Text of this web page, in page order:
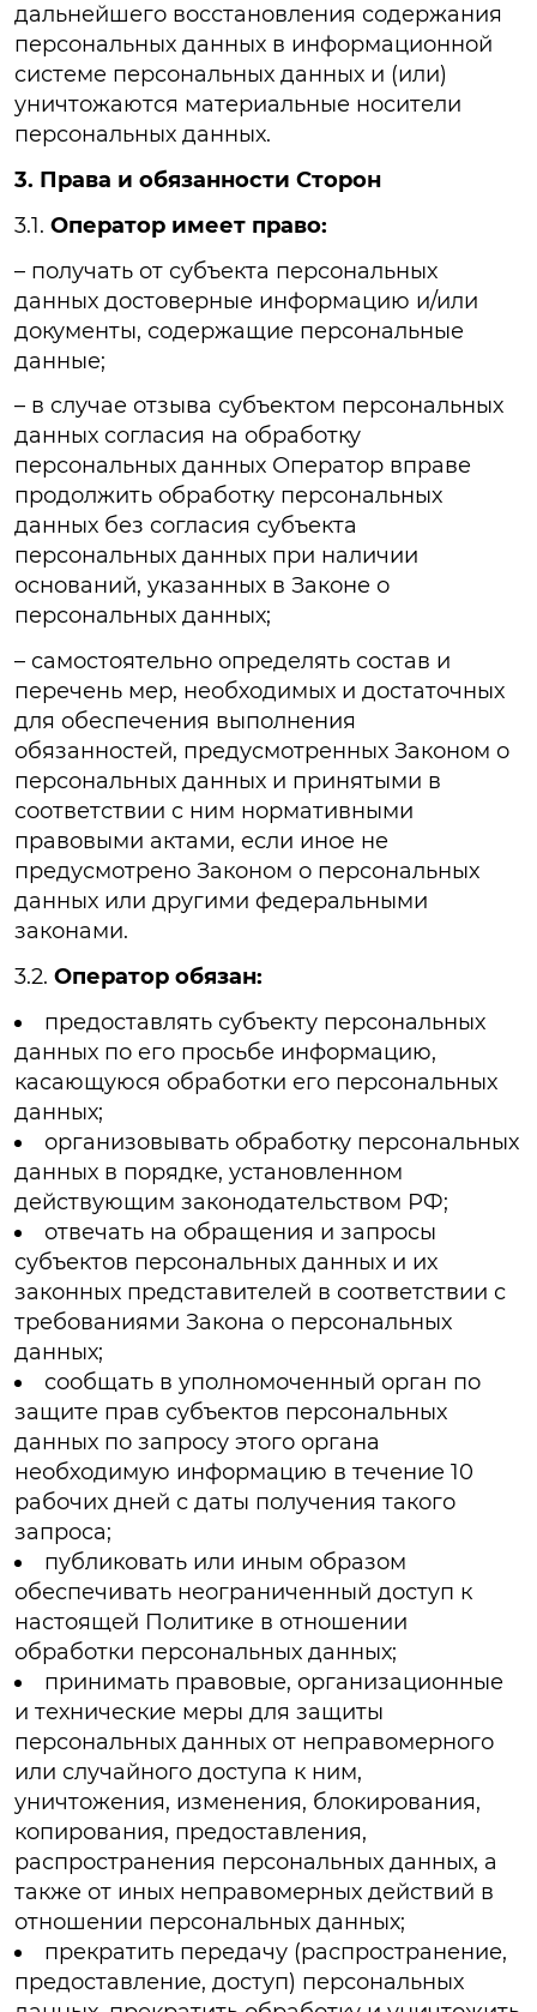
дальнейшего восстановления содержания
персональных данных в информационной
системе персональных данных и (или)
уничтожаются материальные носители
персональных данных.
3. Права и обязанности Сторон
3.1. Оператор имеет право:
– получать от субъекта персональных
данных достоверные информацию и/или
документы, содержащие персональные
данные;
– в случае отзыва субъектом персональных
данных согласия на обработку
персональных данных Оператор вправе
продолжить обработку персональных
данных без согласия субъекта
персональных данных при наличии
оснований, указанных в Законе о
персональных данных;
– самостоятельно определять состав и
перечень мер, необходимых и достаточных
для обеспечения выполнения
обязанностей, предусмотренных Законом о
персональных данных и принятыми в
соответствии с ним нормативными
правовыми актами, если иное не
предусмотрено Законом о персональных
данных или другими федеральными
законами.
3.2. Оператор обязан:
предоставлять субъекту персональных
данных по его просьбе информацию,
касающуюся обработки его персональных
данных;
организовывать обработку персональных
данных в порядке, установленном
действующим законодательством РФ;
отвечать на обращения и запросы
субъектов персональных данных и их
законных представителей в соответствии с
требованиями Закона о персональных
данных;
сообщать в уполномоченный орган по
защите прав субъектов персональных
данных по запросу этого органа
необходимую информацию в течение 10
рабочих дней с даты получения такого
запроса;
публиковать или иным образом
обеспечивать неограниченный доступ к
настоящей Политике в отношении
обработки персональных данных;
принимать правовые, организационные
и технические меры для защиты
персональных данных от неправомерного
или случайного доступа к ним,
уничтожения, изменения, блокирования,
копирования, предоставления,
распространения персональных данных, а
также от иных неправомерных действий в
отношении персональных данных;
прекратить передачу (распространение,
предоставление, доступ) персональных